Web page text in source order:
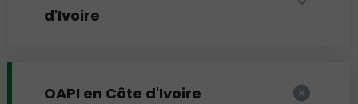
d'Ivoire
OAPI en Côte d'Ivoire